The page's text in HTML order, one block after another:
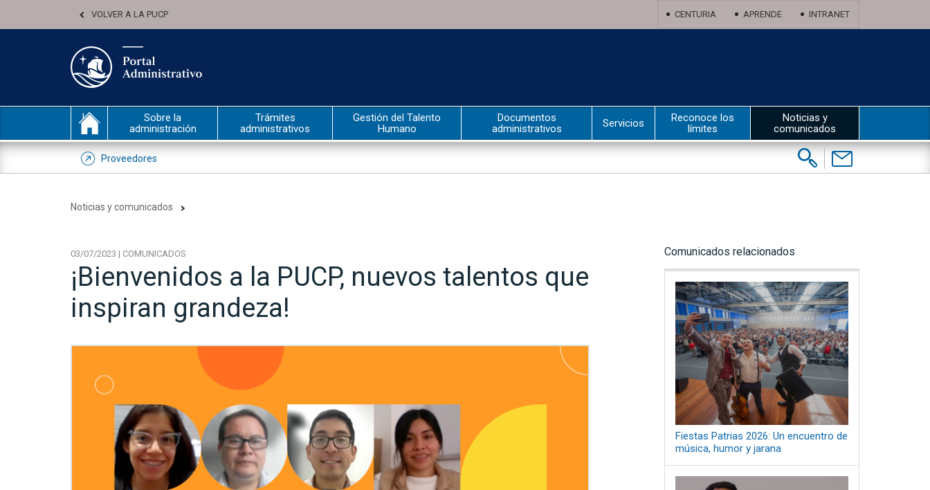
VOLVER A LA PUCP CENTURIA APRENDE INTRANET
Sobre la
administración
Trámites
administrativos
Gestión del Talento
Humano
Documentos
administrativos
Servicios
Reconoce los
límites
Noticias y
comunicados
Proveedores Buscar:
Contáctenos
Noticias y comunicados
03/07/2023 | COMUNICADOS
¡Bienvenidos a la PUCP, nuevos talentos que
inspiran grandeza!
Comunicados relacionados
Fiestas Patrias 2026: Un encuentro de
música, humor y jarana